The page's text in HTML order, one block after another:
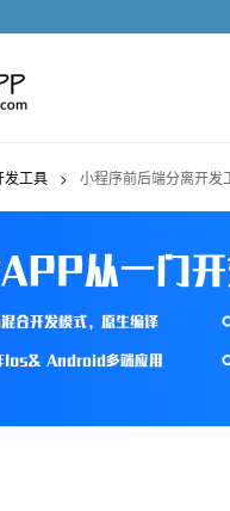
发工具 > 小程序前后端分离开发